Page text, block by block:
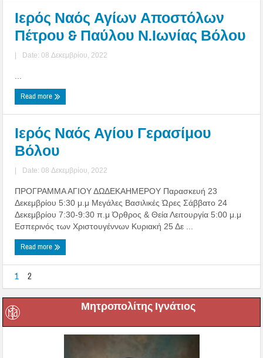
Ιερός Ναός Αγίων Αποστόλων
Πέτρου & Παύλου Ν.Ιωνίας Βόλου
| Date: 08 Δεκεμβρίου, 2022
Read more
Ιερός Ναός Αγίου Γερασίμου
Βόλου
| Date: 08 Δεκεμβρίου, 2022
ΠΡΟΓΡΑΜΜΑ ΑΓΙΟΥ ΔΩΔΕΚΑΗΜΕΡΟΥ Παρασκευή 23
Δεκεμβρίου 5:30 μ.μ Μεγάλες Βασιλικές Ώρες Σάββατο 24
Δεκεμβρίου 7:30-9:30 π.μ Όρθρος & Θεία Λειτουργία 5:00 μ.μ
Εσπερινός των Χριστουγέννων Κυριακή 25 Δε ...
Read more
1 2
Μητροπολίτης Ιγνάτιος